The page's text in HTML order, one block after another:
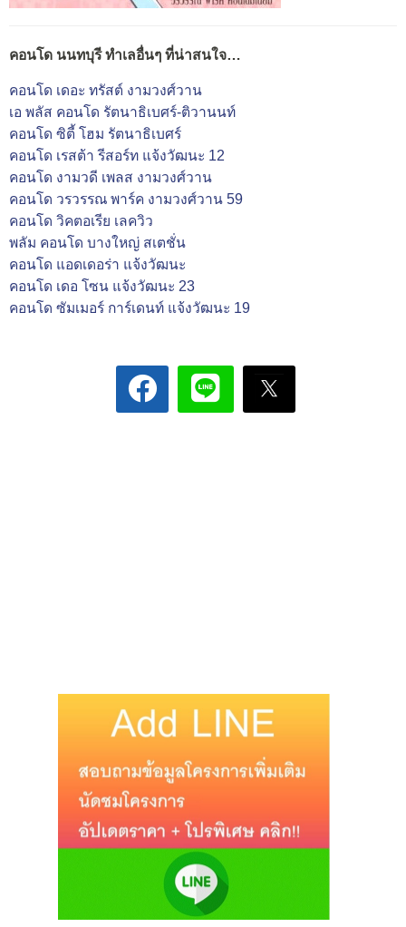
คอนโด นนทบุรี ทำเลอื่นๆ ที่น่าสนใจ…
คอนโด เดอะ ทรัสต์ งามวงศ์วาน
เอ พลัส คอนโด รัตนาธิเบศร์-ติวานนท์
คอนโด ซิตี้ โฮม รัตนาธิเบศร์
คอนโด เรสต้า รีสอร์ท แจ้งวัฒนะ 12
คอนโด งามวดี เพลส งามวงศ์วาน
คอนโด วรวรรณ พาร์ค งามวงศ์วาน 59
คอนโด วิคตอเรีย เลควิว
พลัม คอนโด บางใหญ่ สเตชั่น
คอนโด แอดเดอร่า แจ้งวัฒนะ
คอนโด เดอ โซน แจ้งวัฒนะ 23
คอนโด ซัมเมอร์ การ์เดนท์ แจ้งวัฒนะ 19